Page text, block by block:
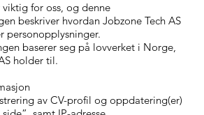
for oss, og denne
beskriver hvordan Jobzone Tech AS
personopplysninger.
baserer seg på lovverket i Norge,
holder til.
av CV-profil og oppdatering(er)